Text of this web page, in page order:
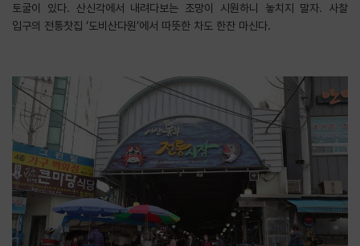
토굴이 있다. 산신각에서 내려다보는 조망이 시원하니 놓치지 말자. 사찰
입구의 전통찻집 ‘도비산다원’에서 따뜻한 차도 한잔 마신다.